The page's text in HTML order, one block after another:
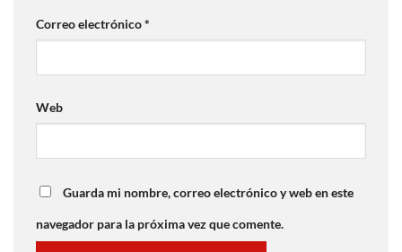
Correo electrónico*
Web
Guarda mi nombre, correo electrónico y web en este
navegador para la próxima vez que comente.